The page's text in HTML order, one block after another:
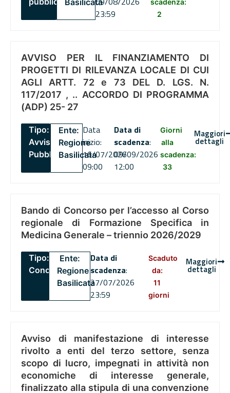
Basilicata
23:59
scadenza:
2
AVVISO PER IL FINANZIAMENTO DI
PROGETTI DI RILEVANZA LOCALE DI CUI
AGLI ARTT. 72 e 73 DEL D. LGS. N.
117/2017 , .. ACCORDO DI PROGRAMMA
(ADP) 25- 27
Tipo:
Avviso
Pubblico
Ente:
Regione
Basilicata
Data
inizio:
16/07/2026
09:00
Data di
scadenza:
09/09/2026
12:00
Giorni
alla
scadenza:
33
Maggiori
dettagli
Bando di Concorso per l’accesso al Corso
regionale di Formazione Specifica in
Medicina Generale – triennio 2026/2029
Tipo:
Concorsi
Ente:
Regione
Basilicata
Data di
scadenza:
27/07/2026
23:59
Scaduto
da:
11
giorni
Maggiori
dettagli
Avviso di manifestazione di interesse
rivolto a enti del terzo settore, senza
scopo di lucro, impegnati in attività non
economiche di interesse generale,
finalizzato alla stipula di una convenzione